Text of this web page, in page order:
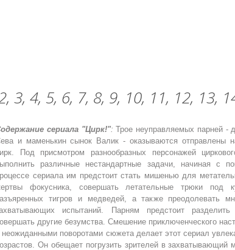
3, 4, 5, 6, 7, 8, 9, 10, 11, 12, 13,
сериала "Цирк!": Трое неуправляемых парней -
и маменькин сынок Валик - оказываются отправлены
Под присмотром разнообразных персонажей
различные нестандартные задачи, начиная с
сериала им предстоит стать мишенью для
фокусника, совершать летательные трюки под
тигров и медведей, а также преодолевать
испытаний. Парням предстоит
другие безумства. Смешение приключенческого
неожиданными поворотами сюжета делает этот сериал
Он обещает погрузить зрителей в захватывающий